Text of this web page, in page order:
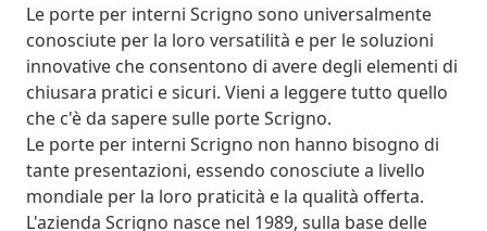
Le porte per interni Scrigno sono universalmente
conosciute per la loro versatilità e per le soluzioni
innovative che consentono di avere degli elementi di
chiusara pratici e sicuri. Vieni a leggere tutto quello
che c'è da sapere sulle porte Scrigno.
Le porte per interni Scrigno non hanno bisogno di
tante presentazioni, essendo conosciute a livello
mondiale per la loro praticità e la qualità offerta.
L'azienda Scrigno nasce nel 1989, sulla base delle